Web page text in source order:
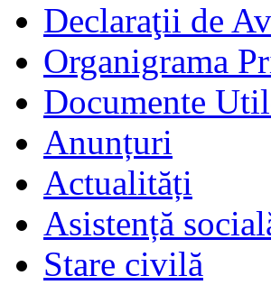
Declaraţii de
Organigrama
Documente
Anunțuri
Actualități
Asistență
Stare civilă